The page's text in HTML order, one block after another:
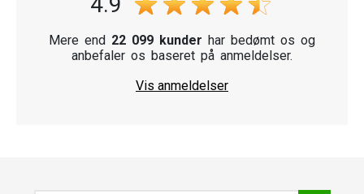
Mere end 22 099 kunder har bedømt os og
anbefaler os baseret på anmeldelser.
Vis anmeldelser